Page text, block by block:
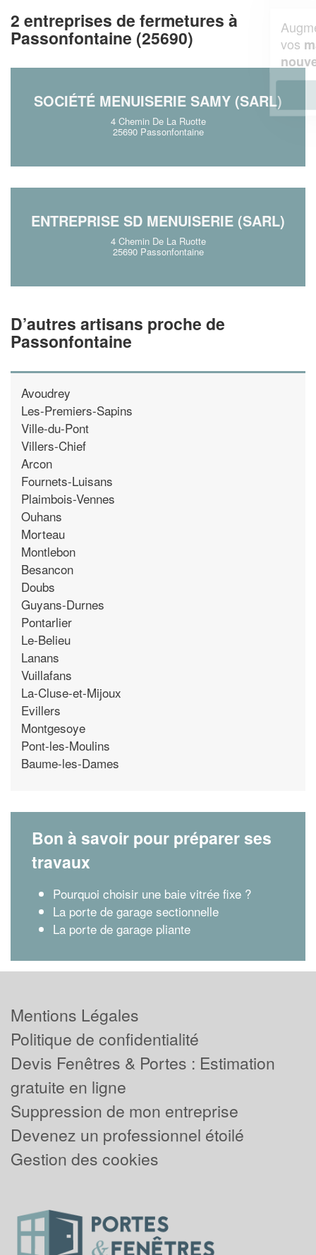
2 entreprises de fermetures à
Passonfontaine (25690)
SOCIÉTÉ MENUISERIE SAMY (SARL)
4 Chemin De La Ruotte
25690 Passonfontaine
ENTREPRISE SD MENUISERIE (SARL)
4 Chemin De La Ruotte
25690 Passonfontaine
D’autres artisans proche de
Passonfontaine
Avoudrey
Les-Premiers-Sapins
Ville-du-Pont
Villers-Chief
Arcon
Fournets-Luisans
Plaimbois-Vennes
Ouhans
Morteau
Montlebon
Besancon
Doubs
Guyans-Durnes
Pontarlier
Le-Belieu
Lanans
Vuillafans
La-Cluse-et-Mijoux
Evillers
Montgesoye
Pont-les-Moulins
Baume-les-Dames
Bon à savoir pour préparer ses
travaux
Pourquoi choisir une baie vitrée fixe ?
La porte de garage sectionnelle
La porte de garage pliante
Augmentez votrechiffre d'affaireset
vosmargestout en gagnant de
En savoir plus
Mentions Légales
Politique de confidentialité
Devis Fenêtres & Portes : Estimation
gratuite en ligne
Suppression de mon entreprise
Devenez un professionnel étoilé
Gestion des cookies